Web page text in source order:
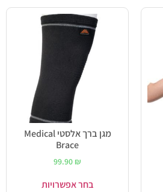
מגן ברך אלסטי Medical
Brace
99.90 ₪
בחר אפשרויות